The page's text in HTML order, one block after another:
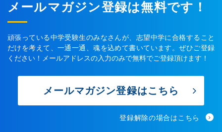
メールマガジン登録は無料です！
頑張っている中学受験生のみなさんが、志望中学に合格すること
だけを考えて、一通一通、魂を込めて書いています。ぜひご登録
ください！メールアドレスの入力のみで無料でご登録頂けます！
メールマガジン登録はこちら
登録解除の場合はこちら